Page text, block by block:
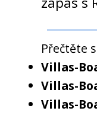
Přečtěte
Villas-
Villas-
Villas-